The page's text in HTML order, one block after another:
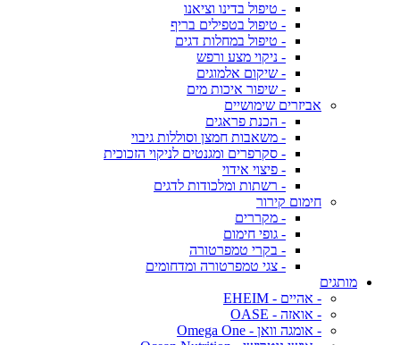
- טיפול בדינו וציאנו
- טיפול בטפילים בריף
- טיפול במחלות דגים
- ניקוי מצע ורפש
- שיקום אלמוגים
- שיפור איכות מים
אביזרים שימושיים
- הכנת פראגים
- משאבות חמצן וסוללות גיבוי
- סקרפרים ומגנטים לניקוי הזכוכית
- פיצוי אידוי
- רשתות ומלכודות לדגים
חימום קירור
- מקררים
- גופי חימום
- בקרי טמפרטורה
- צגי טמפרטורה ומדחומים
מותגים
- אהיים - EHEIM
- אואזה - OASE
- אומגה וואן - Omega One